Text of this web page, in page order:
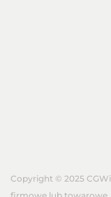
Copyright © 2025